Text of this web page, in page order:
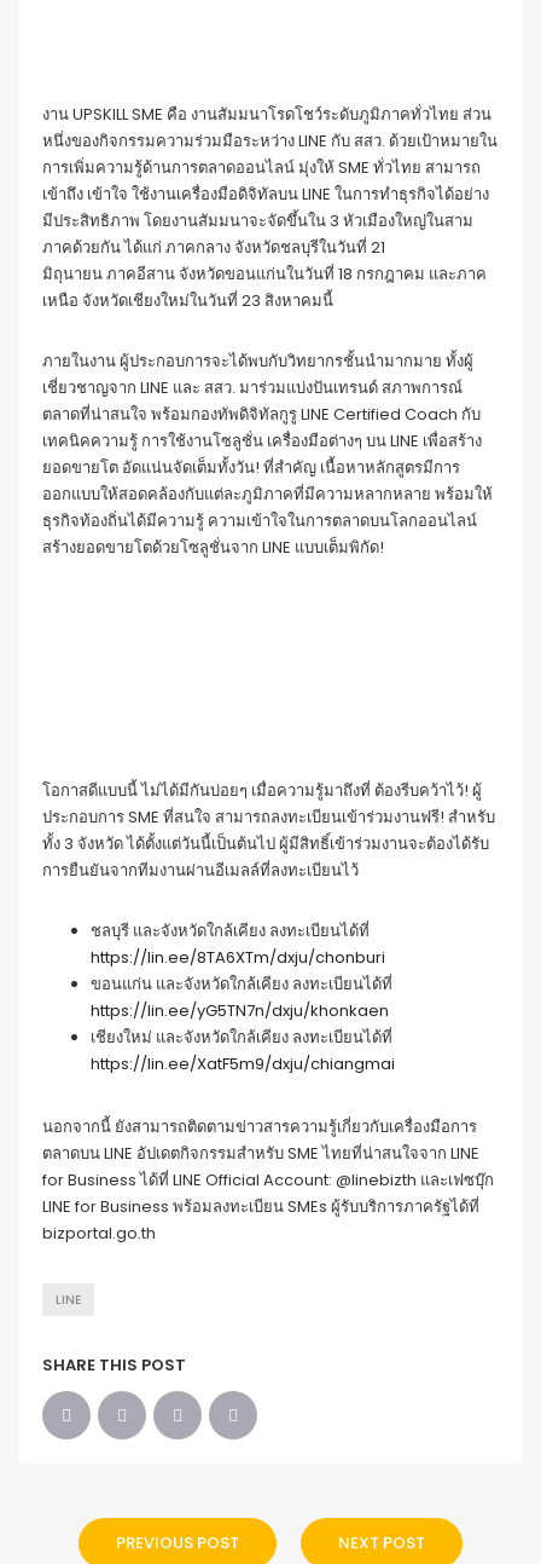
งาน UPSKILL SME คือ งานสัมมนาโรดโชว์ระดับภูมิภาคทั่วไทย ส่วน
หนึ่งของกิจกรรมความร่วมมือระหว่าง LINE กับ สสว. ด้วยเป้าหมายใน
การเพิ่มความรู้ด้านการตลาดออนไลน์ มุ่งให้ SME ทั่วไทย สามารถ
เข้าถึง เข้าใจ ใช้งานเครื่องมือดิจิทัลบน LINE ในการทำธุรกิจได้อย่าง
มีประสิทธิภาพ โดยงานสัมมนาจะจัดขึ้นใน 3 หัวเมืองใหญ่ในสาม
ภาคด้วยกัน ได้แก่ ภาคกลาง จังหวัดชลบุรีในวันที่ 21
มิถุนายน ภาคอีสาน จังหวัดขอนแก่นในวันที่ 18 กรกฎาคม และภาค
เหนือ จังหวัดเชียงใหม่ในวันที่ 23 สิงหาคมนี้
ภายในงาน ผู้ประกอบการจะได้พบกับวิทยากรชั้นนำมากมาย ทั้งผู้
เชี่ยวชาญจาก LINE และ สสว. มาร่วมแบ่งปันเทรนด์ สภาพการณ์
ตลาดที่น่าสนใจ พร้อมกองทัพดิจิทัลกูรู LINE Certified Coach กับ
เทคนิคความรู้ การใช้งานโซลูชั่น เครื่องมือต่างๆ บน LINE เพื่อสร้าง
ยอดขายโต อัดแน่นจัดเต็มทั้งวัน! ที่สำคัญ เนื้อหาหลักสูตรมีการ
ออกแบบให้สอดคล้องกับแต่ละภูมิภาคที่มีความหลากหลาย พร้อมให้
ธุรกิจท้องถิ่นได้มีความรู้ ความเข้าใจในการตลาดบนโลกออนไลน์
สร้างยอดขายโตด้วยโซลูชั่นจาก LINE แบบเต็มพิกัด!
โอกาสดีแบบนี้ ไม่ได้มีกันบ่อยๆ เมื่อความรู้มาถึงที่ ต้องรีบคว้าไว้! ผู้
ประกอบการ SME ที่สนใจ สามารถลงทะเบียนเข้าร่วมงานฟรี! สำหรับ
ทั้ง 3 จังหวัด ได้ตั้งแต่วันนี้เป็นต้นไป ผู้มีสิทธิ์เข้าร่วมงานจะต้องได้รับ
การยืนยันจากทีมงานผ่านอีเมลล์ที่ลงทะเบียนไว้
ชลบุรี และจังหวัดใกล้เคียง ลงทะเบียนได้ที่
https://lin.ee/8TA6XTm/dxju/chonburi
ขอนแก่น และจังหวัดใกล้เคียง ลงทะเบียนได้ที่
https://lin.ee/yG5TN7n/dxju/khonkaen
เชียงใหม่ และจังหวัดใกล้เคียง ลงทะเบียนได้ที่
https://lin.ee/XatF5m9/dxju/chiangmai
นอกจากนี้ ยังสามารถติดตามข่าวสารความรู้เกี่ยวกับเครื่องมือการ
ตลาดบน LINE อัปเดตกิจกรรมสำหรับ SME ไทยที่น่าสนใจจาก LINE
for Business ได้ที่ LINE Official Account: @linebizth และเฟซบุ๊ก
LINE for Business พร้อมลงทะเบียน SMEs ผู้รับบริการภาครัฐได้ที่
bizportal.go.th
LINE
SHARE THIS POST
PREVIOUS POST NEXT POST